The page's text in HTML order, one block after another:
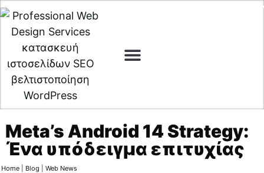
Meta’s Android 14 Strategy:
Ένα υπόδειγμα επιτυχίας
Home| Blog Web News